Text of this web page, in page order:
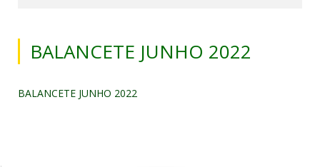
BALANCETE JUNHO 2022
BALANCETE JUNHO 2022